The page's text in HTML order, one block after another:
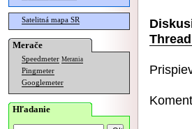
Satelitná mapa SR
Merače
Speedmeter Merania
Pingmeter
Googlemeter
Hľadanie